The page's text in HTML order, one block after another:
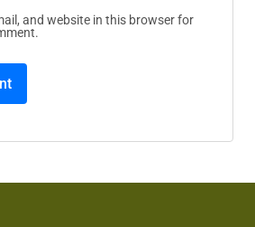
and website in this browser for